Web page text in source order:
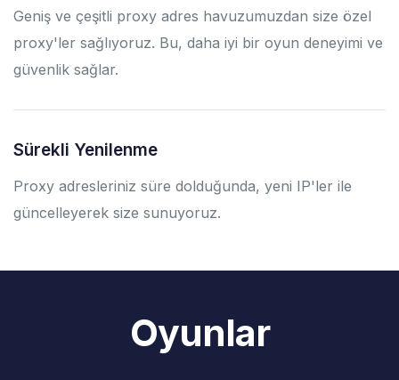
Geniş ve çeşitli proxy adres havuzumuzdan size özel
proxy'ler sağlıyoruz. Bu, daha iyi bir oyun deneyimi ve
güvenlik sağlar.
Sürekli Yenilenme
Proxy adresleriniz süre dolduğunda, yeni IP'ler ile
güncelleyerek size sunuyoruz.
Oyunlar